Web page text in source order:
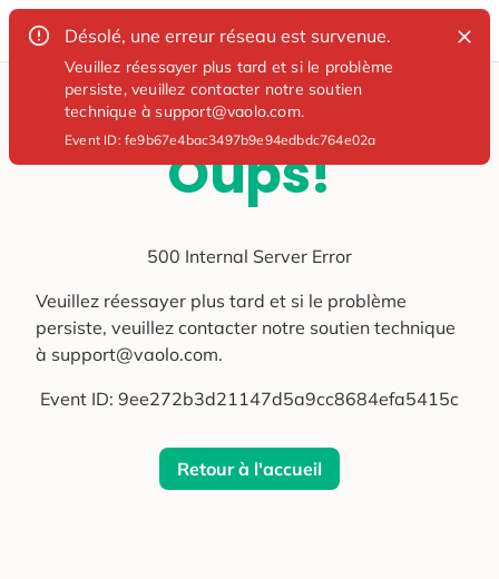
Désolé, une erreur réseau est survenue.
Veuillez réessayer plus tard et si le problème
persiste, veuillez contacter notre soutien
technique à support@vaolo.com.
Event ID:fe9b67e4bac3497b9e94edbdc764e02a
Oups!
500 Internal Server Error
Veuillez réessayer plus tard et si le problème
persiste, veuillez contacter notre soutien technique
à support@vaolo.com.
Event ID: 9ee272b3d21147d5a9cc8684efa5415c
Retour à l'accueil